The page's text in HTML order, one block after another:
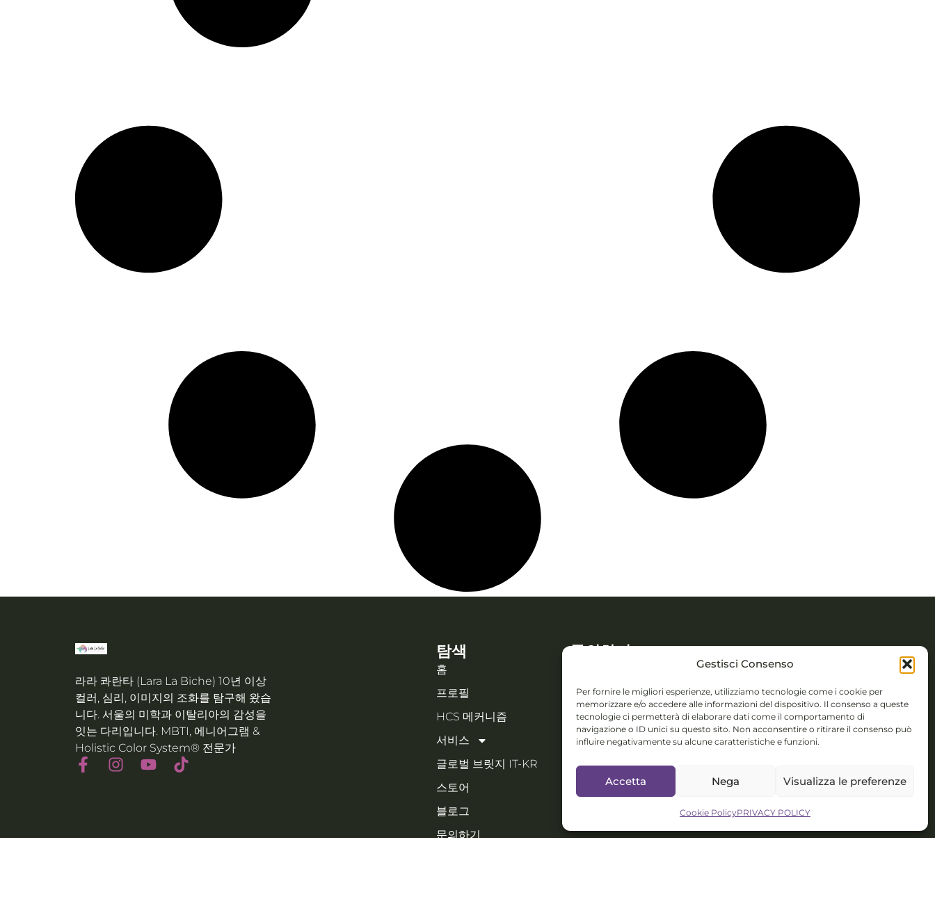
Gestisci Consenso
Per fornire le migliori esperienze, utilizziamo tecnologie come i cookie per
memorizzare e/o accedere alle informazioni del dispositivo. Il consenso a queste
tecnologie ci permetterà di elaborare dati come il comportamento di
navigazione o ID unici su questo sito. Non acconsentire o ritirare il consenso può
influire negativamente su alcune caratteristiche e funzioni.
Accetta Nega Visualizza le preferenze
Cookie PolicyPRIVACY POLICY
라라 콰란타 (Lara La Biche) 10년 이상
컬러, 심리, 이미지의 조화를 탐구해 왔습
니다. 서울의 미학과 이탈리아의 감성을
잇는 다리입니다. MBTI, 에니어그램 &
Holistic Color System® 전문가
탐색
홈
프로필
HCS 메커니즘
서비스
글로벌 브릿지 IT-KR
스토어
블로그
문의하기
문의하기
Orzinuovi (BS)
Email:
holisticcolorsystem@gmail.com
페스티벌, 아티스트 매니지먼트
협업 가능